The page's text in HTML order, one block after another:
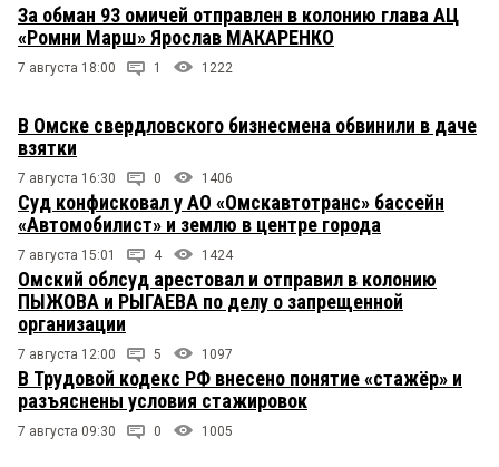
За обман 93 омичей отправлен в колонию глава АЦ
«Ромни Марш» Ярослав МАКАРЕНКО
7 августа 18:00 1 1222
В Омске свердловского бизнесмена обвинили в даче
взятки
7 августа 16:30 0 1406
Суд конфисковал у АО «Омскавтотранс» бассейн
«Автомобилист» и землю в центре города
7 августа 15:01 4 1424
Омский облсуд арестовал и отправил в колонию
ПЫЖОВА и РЫГАЕВА по делу о запрещенной
организации
7 августа 12:00 5 1097
В Трудовой кодекс РФ внесено понятие «стажёр» и
разъяснены условия стажировок
7 августа 09:30 0 1005